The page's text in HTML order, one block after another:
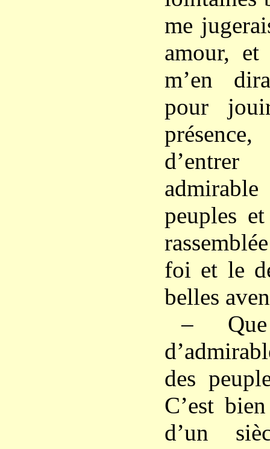
me
amour,
m’en
pour
peuples
foi et le
belles
–
des
C’est
d’un